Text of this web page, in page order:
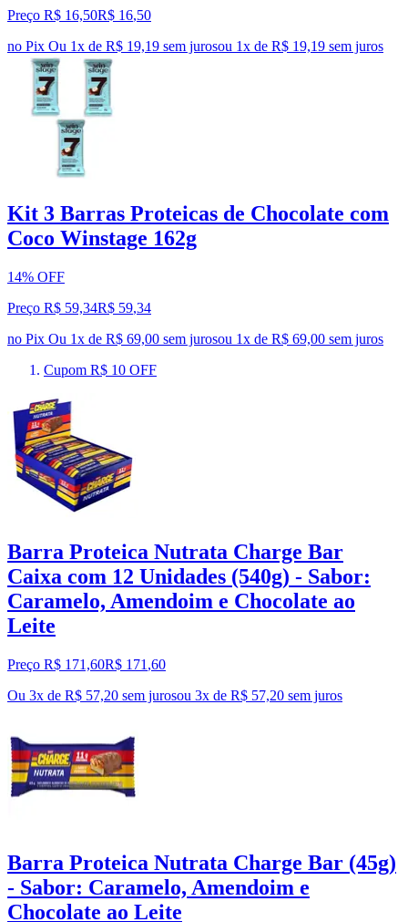
Preço R$ 16,50R$ 16,50
no Pix Ou 1x de R$ 19,19 sem jurosou 1x de R$ 19,19 sem juros
Kit 3 Barras Proteicas de Chocolate com
Coco Winstage 162g
14% OFF
Preço R$ 59,34R$ 59,34
no Pix Ou 1x de R$ 69,00 sem jurosou 1x de R$ 69,00 sem juros
Cupom R$ 10 OFF
Barra Proteica Nutrata Charge Bar
Caixa com 12 Unidades (540g) - Sabor:
Caramelo, Amendoim e Chocolate ao
Leite
Preço R$ 171,60R$ 171 ,60
Ou 3x de R$ 57,20 sem jurosou 3x de R$ 57,20 sem juros
Barra Proteica Nutrata Charge Bar (45g)
- Sabor: Caramelo, Amendoim e
Chocolate ao Leite